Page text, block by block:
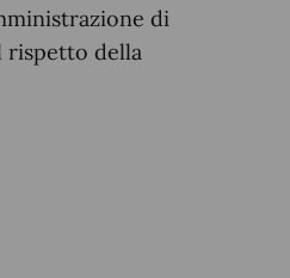
di
rispetto della